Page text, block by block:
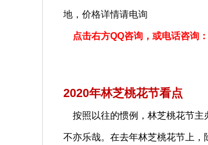
地，价格详情请电询
点击右方QQ咨询， 或电话咨询
2020年林芝桃花节看点
按照以往的惯例，林芝桃花节主
不亦乐哉。在去年林芝桃花节上